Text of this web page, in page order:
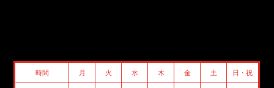
時間 月 火 水 木 金 土 日・祝